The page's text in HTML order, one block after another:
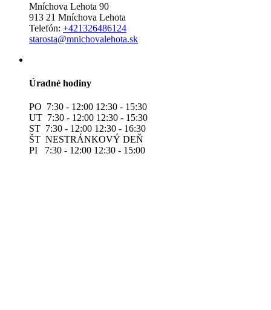
Mníchova Lehota 90
913 21 Mníchova Lehota
Telefón: +421326486124
starosta@mnichovalehota.sk
Úradné hodiny
PO 7:30 - 12:00 12:30 - 15:30
UT 7:30 - 12:00 12:30 - 15:30
ST 7:30 - 12:00 12:30 - 16:30
ŠT NESTRÁNKOVÝ DEŇ
PI 7:30 - 12:00 12:30 - 15:00